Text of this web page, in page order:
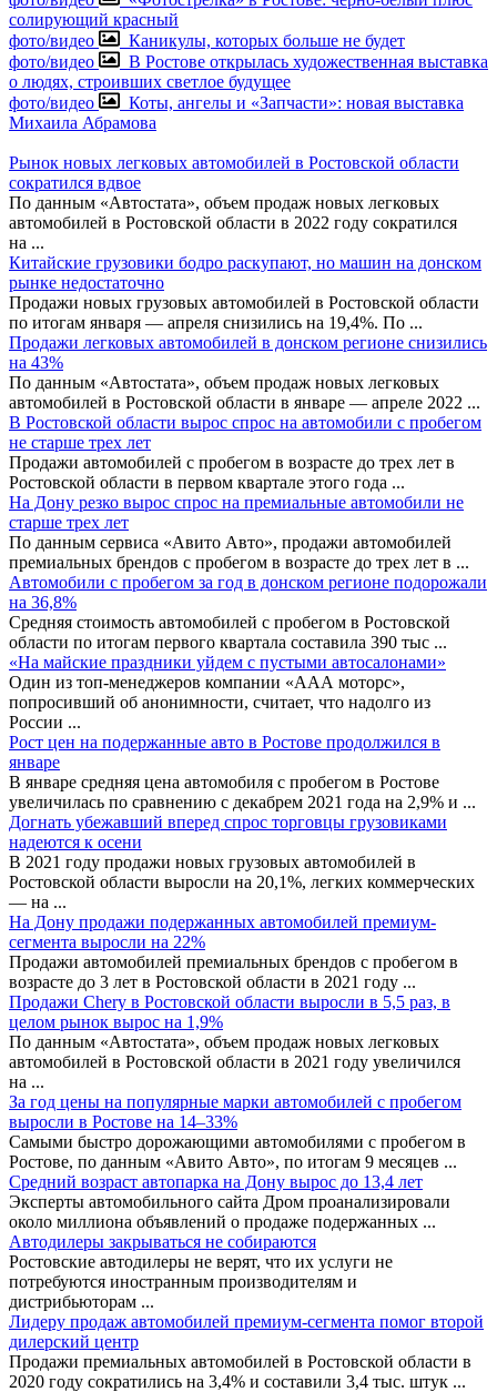
солирующий красный
фото/видео
Каникулы, которых больше не будет
фото/видео
В Ростове открылась художественная выставка
о людях, строивших светлое будущее
фото/видео
Коты, ангелы и «Запчасти»: новая выставка
Михаила Абрамова
Рынок новых легковых автомобилей в Ростовской области
сократился вдвое
По данным «Автостата», объем продаж новых легковых
автомобилей в Ростовской области в 2022 году сократился
на ...
Китайские грузовики бодро раскупают, но машин на донском
рынке недостаточно
Продажи новых грузовых автомобилей в Ростовской области
по итогам января — апреля снизились на 19,4%. По ...
Продажи легковых автомобилей в донском регионе снизились
на 43%
По данным «Автостата», объем продаж новых легковых
автомобилей в Ростовской области в январе — апреле 2022 ...
В Ростовской области вырос спрос на автомобили с пробегом
не старше трех лет
Продажи автомобилей с пробегом в возрасте до трех лет в
Ростовской области в первом квартале этого года ...
На Дону резко вырос спрос на премиальные автомобили не
старше трех лет
По данным сервиса «Авито Авто», продажи автомобилей
премиальных брендов с пробегом в возрасте до трех лет в ...
Автомобили с пробегом за год в донском регионе подорожали
на 36,8%
Средняя стоимость автомобилей с пробегом в Ростовской
области по итогам первого квартала составила 390 тыс ...
«На майские праздники уйдем с пустыми автосалонами»
Один из топ-менеджеров компании «ААА моторс»,
попросивший об анонимности, считает, что надолго из
России ...
Рост цен на подержанные авто в Ростове продолжился в
январе
В январе средняя цена автомобиля с пробегом в Ростове
увеличилась по сравнению с декабрем 2021 года на 2,9% и ...
Догнать убежавший вперед спрос торговцы грузовиками
надеются к осени
В 2021 году продажи новых грузовых автомобилей в
Ростовской области выросли на 20,1%, легких коммерческих
— на ...
На Дону продажи подержанных автомобилей премиум-
сегмента выросли на 22%
Продажи автомобилей премиальных брендов с пробегом в
возрасте до 3 лет в Ростовской области в 2021 году ...
Продажи Chery в Ростовской области выросли в 5,5 раз, в
целом рынок вырос на 1,9%
По данным «Автостата», объем продаж новых легковых
автомобилей в Ростовской области в 2021 году увеличился
на ...
За год цены на популярные марки автомобилей с пробегом
выросли в Ростове на 14–33%
Самыми быстро дорожающими автомобилями с пробегом в
Ростове, по данным «Авито Авто», по итогам 9 месяцев ...
Средний возраст автопарка на Дону вырос до 13,4 лет
Эксперты автомобильного сайта Дром проанализировали
около миллиона объявлений о продаже подержанных ...
Автодилеры закрываться не собираются
Ростовские автодилеры не верят, что их услуги не
потребуются иностранным производителям и
дистрибьюторам ...
Лидеру продаж автомобилей премиум-сегмента помог второй
дилерский центр
Продажи премиальных автомобилей в Ростовской области в
2020 году сократились на 3,4% и составили 3,4 тыс. штук ...